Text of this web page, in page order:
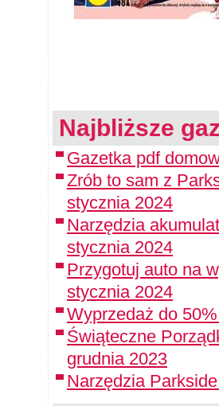
Najbliższe
Gazetka pdf
Zrób to sam z
stycznia 2024
Narzędzia
stycznia 2024
Przygotuj auto na
stycznia 2024
Wyprzedaż do
Świąteczne
grudnia 2023
Narzędzia